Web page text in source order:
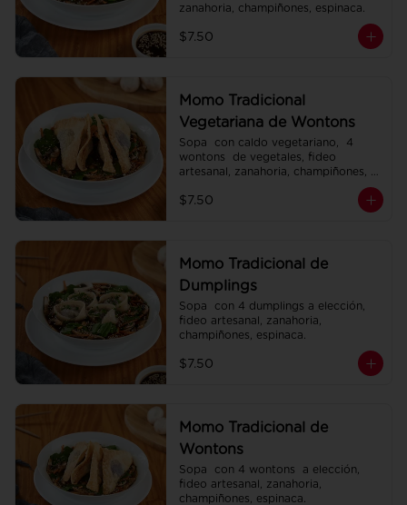
zanahoria, champiñones, espinaca.
$7.50
Momo Tradicional
Vegetariana de Wontons
Sopa  con caldo vegetariano,  4
wontons  de vegetales, fideo
artesanal, zanahoria, champiñones,
$7.50
Momo Tradicional de
Dumplings
Sopa  con 4 dumplings a elección,
fideo artesanal, zanahoria,
champiñones, espinaca.
$7.50
Momo Tradicional de
Wontons
Sopa  con 4 wontons  a elección,
fideo artesanal, zanahoria,
champiñones, espinaca.